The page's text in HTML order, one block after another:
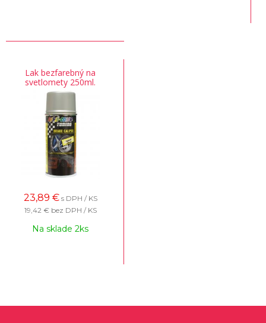
Lak bezfarebný na
svetlomety 250ml.
23,89 € s DPH / KS
19,42 € bez DPH / KS
Na sklade 2ks